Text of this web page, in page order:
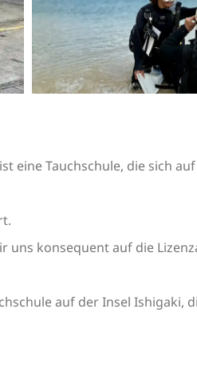
eine Tauchschule, die sich
konsequent auf die
auf der Insel Ishigaki,